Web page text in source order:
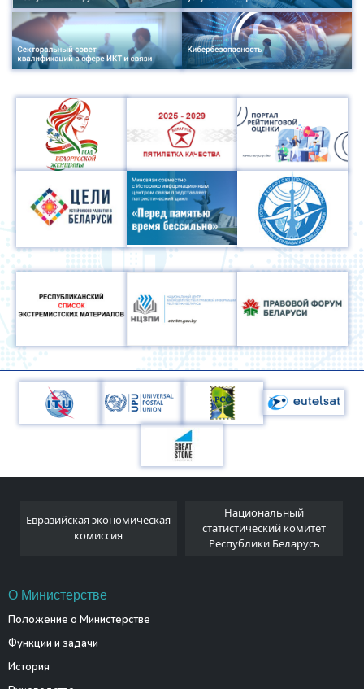
Евразийская экономическая
комиссия
Национальный
статистический комитет
Республики Беларусь
О Министерстве
Положение о Министерстве
Функции и задачи
История